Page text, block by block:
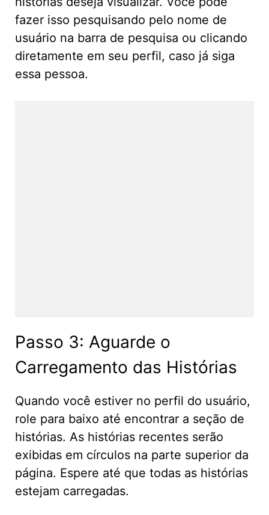
fazer isso pesquisando pelo nome de
usuário na barra de pesquisa ou clicando
diretamente em seu perfil, caso já siga
essa pessoa.
Passo 3: Aguarde o
Carregamento das Histórias
Quando você estiver no perfil do usuário,
role para baixo até encontrar a seção de
histórias. As histórias recentes serão
exibidas em círculos na parte superior da
página. Espere até que todas as histórias
estejam carregadas.